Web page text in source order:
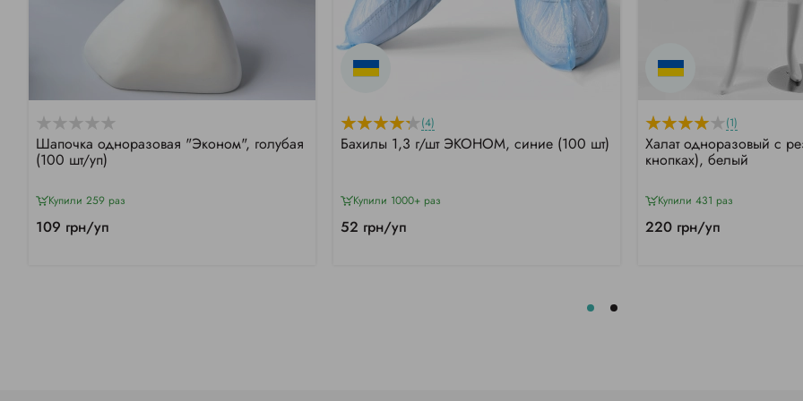
Шапочка одноразовая "Эконом", голубая
(100 шт/уп)
Купили 259 раз
109 грн/уп
(4)
Бахилы 1,3 г/шт ЭКОНОМ, синие (100 шт)
Купили 1000+ раз
52 грн/уп
(1)
Халат одноразовый с
кнопках), белый
Купили 431 раз
220 грн/уп